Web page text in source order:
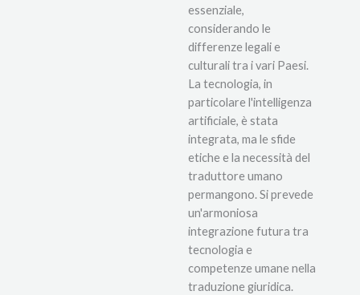
essenziale,
considerando le
differenze legali e
culturali tra i vari Paesi.
La tecnologia, in
particolare l'intelligenza
artificiale, è stata
integrata, ma le sfide
etiche e la necessità del
traduttore umano
permangono. Si prevede
un'armoniosa
integrazione futura tra
tecnologia e
competenze umane nella
traduzione giuridica.